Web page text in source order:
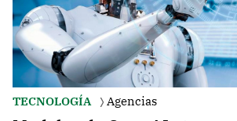
TECNOLOGÍA Agencias